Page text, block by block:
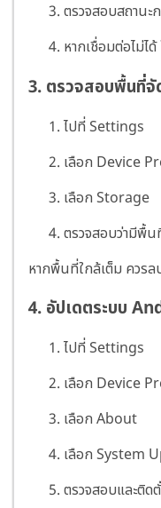
ตรวจสอบสถานะ
หากเชื่อมต่อไม่ไ
3. ตรวจสอบพื้นที่จั
ไปที่ Settings
เลือก Device
เลือก Storage
ตรวจสอบว่ามีพื้น
หากพื้นที่ใกล้เต็ม ควร
4. อัปเดตระบบ
ไปที่ Settings
เลือก Device
เลือก About
เลือก System
ตรวจสอบและติด